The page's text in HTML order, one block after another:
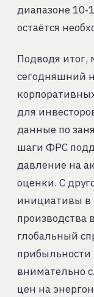
диапазоне
остаётся
Подводя итог,
сегодняшний
для
данные по
шаги ФРС
давление на
оценки. С
инициативы в
производства
глобальный
прибыльности
внимательно
цен на